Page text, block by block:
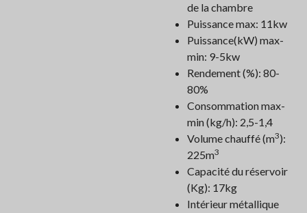
de la chambre
Puissance max: 11kw
Puissance(kW) max-
min: 9-5kw
Rendement (%): 80-
80%
Consommation max-
min (kg/h): 2,5-1,4
Volume chauffé (m3):
225m3
Capacité du réservoir
(Kg): 17kg
Intérieur métallique